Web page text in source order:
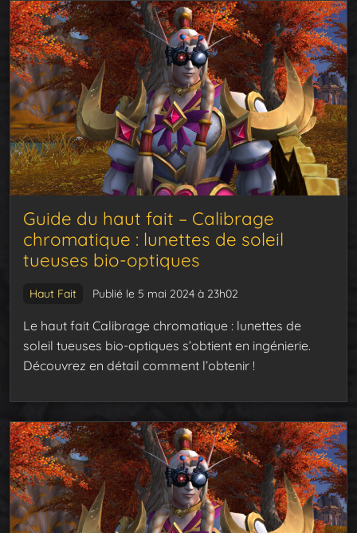
Guide du haut fait – Calibrage
chromatique : lunettes de soleil
tueuses bio-optiques
Haut Fait Publié le 5 mai 2024 à 23h02
Le haut fait Calibrage chromatique : lunettes de
soleil tueuses bio-optiques s’obtient en ingénierie.
Découvrez en détail comment l’obtenir !